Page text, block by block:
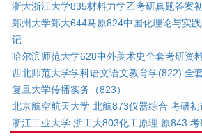
浙大浙江大学835材料力学乙考研真题答案
郑州大学郑大644马原824中国化理论与实
记
哈尔滨师范大学628中外美术史全套考研资
西北师范大学学科语文语文教育学(822) 全
复旦大学传播实务（823）
北京航空航天大学 北航873仪器综合 考研
浙江工业大学 浙工大803化工原理 原843